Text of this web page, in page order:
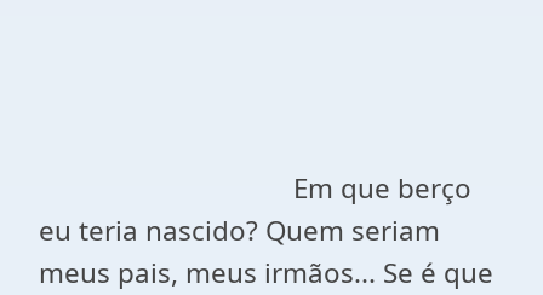
Em que berço
eu teria nascido? Quem seriam
meus pais, meus irmãos... Se é que